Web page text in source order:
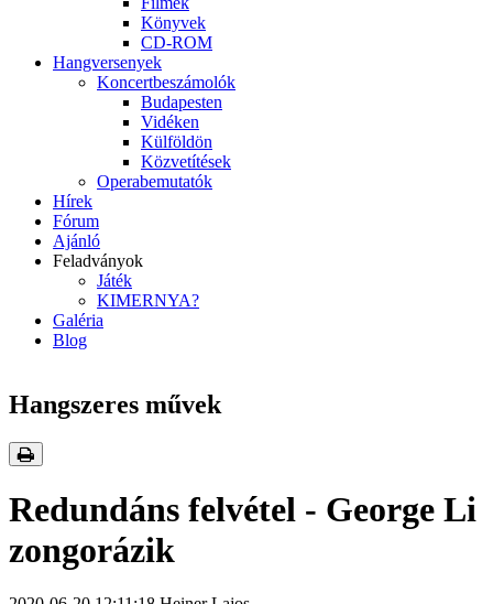
Könyvek
CD-ROM
Hangversenyek
Koncertbeszámolók
Budapesten
Vidéken
Külföldön
Közvetítések
Operabemutatók
Hírek
Fórum
Ajánló
Feladványok
Játék
KIMERNYA?
Galéria
Blog
Hangszeres művek
Redundáns felvétel - George Li
zongorázik